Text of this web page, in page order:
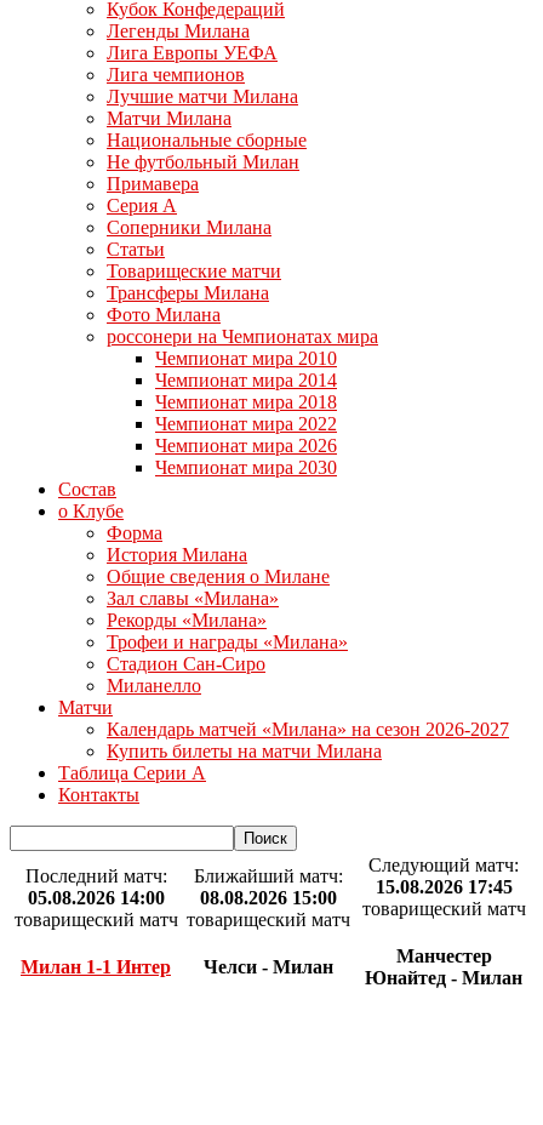
Кубок Конфедераций
Легенды Милана
Лига Европы УЕФА
Лига чемпионов
Лучшие матчи Милана
Матчи Милана
Национальные сборные
Не футбольный Милан
Примавера
Серия А
Соперники Милана
Статьи
Товарищеские матчи
Трансферы Милана
Фото Милана
россонери на Чемпионатах мира
Чемпионат мира 2010
Чемпионат мира 2014
Чемпионат мира 2018
Чемпионат мира 2022
Чемпионат мира 2026
Чемпионат мира 2030
Состав
о Клубе
Форма
История Милана
Общие сведения о Милане
Зал славы «Милана»
Рекорды «Милана»
Трофеи и награды «Милана»
Стадион Сан-Сиро
Миланелло
Матчи
Календарь матчей «Милана» на сезон 2026-2027
Купить билеты на матчи Милана
Таблица Серии А
Контакты
Последний матч:
05.08.2026 14:00
товарищеский матч
Милан 1-1 Интер
Ближайший матч:
08.08.2026 15:00
товарищеский матч
Челси - Милан
Следующий матч:
15.08.2026 17:45
товарищеский матч
Манчестер
Юнайтед - Милан